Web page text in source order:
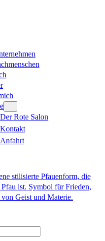
Der Rote Salon
Kontakt
Anfahrt